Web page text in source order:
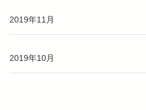
2019年11月
2019年10月